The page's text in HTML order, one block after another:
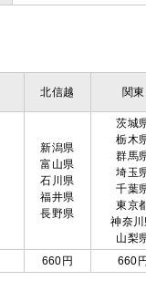
北信越 関東
新潟県
富山県
石川県
福井県
長野県
茨城
栃木
群馬
埼玉
千葉
東京
神奈
山梨
660円 660